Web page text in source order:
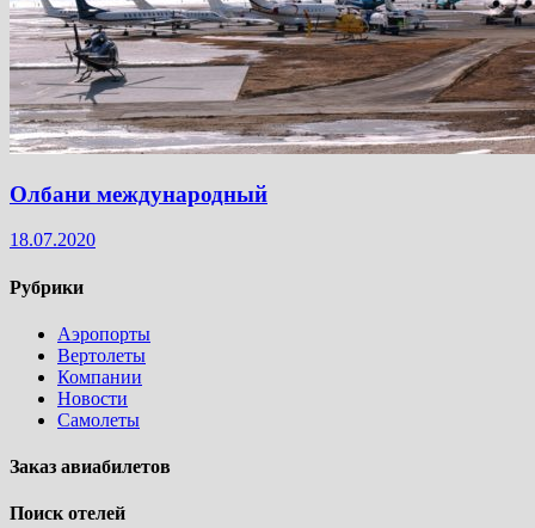
Олбани международный
18.07.2020
Рубрики
Аэропорты
Вертолеты
Компании
Новости
Самолеты
Заказ авиабилетов
Поиск отелей